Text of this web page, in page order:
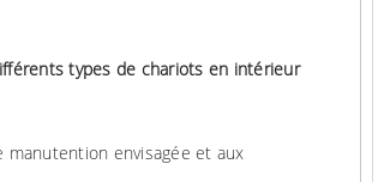
types de chariots en intérieur
manutention envisagée et aux